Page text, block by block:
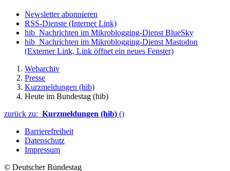
Newsletter abonnieren
RSS-Dienste (Interner Link)
hib_Nachrichten im Mikroblogging-Dienst BlueSky
hib_Nachrichten im Mikroblogging-Dienst Mastodon
(Externer Link, Link öffnet ein neues Fenster)
Webarchiv
Presse
Kurzmeldungen (hib)
Heute im Bundestag (hib)
zurück zu: Kurzmeldungen (hib) ()
Barrierefreiheit
Datenschutz
Impressum
© Deutscher Bundestag